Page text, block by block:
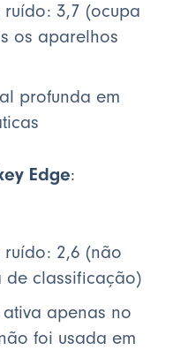
3,7 (ocupa
os aparelhos
profunda em
Edge:
2,6 (não
classificação)
apenas no
foi usada em